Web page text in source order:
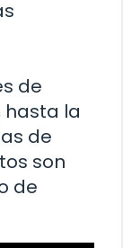
de
la
de
son
de